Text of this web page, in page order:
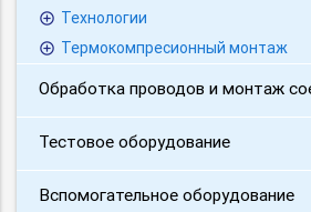
Технологии
Термокомпресионный монтаж
Обработка проводов и монтаж
Тестовое оборудование
Вспомогательное оборудование